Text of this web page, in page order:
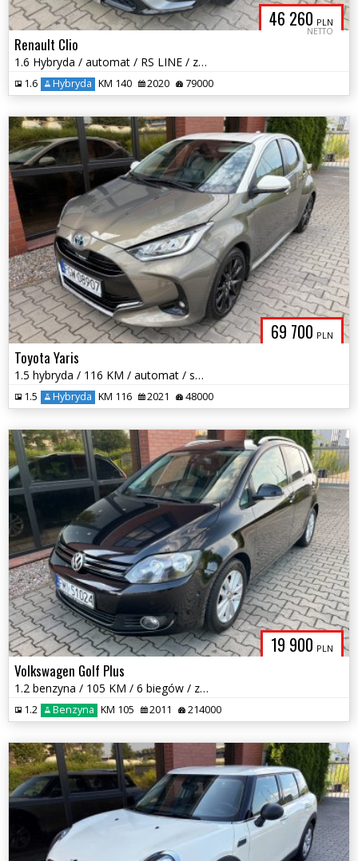
46 260 PLN
NETTO
Renault Clio
1.6 Hybryda / automat / RS LINE / zarej w PL / faktura VAT / zamiana
1.6 Hybryda KM 140 2020 79000
69 700 PLN
Toyota Yaris
1.5 hybryda / 116 KM / automat / salon polska / bezwypadek! / zadbany
1.5 Hybryda KM 116 2021 48000
19 900 PLN
Volkswagen Golf Plus
1.2 benzyna / 105 KM / 6 biegów / zarej w PL / bezwypadkowy / zamiana
1.2 Benzyna KM 105 2011 214000